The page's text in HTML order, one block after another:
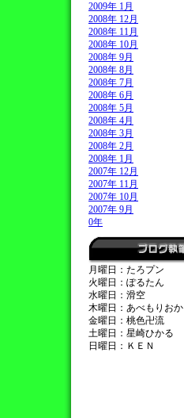
2009年 1月
2008年 12月
2008年 11月
2008年 10月
2008年 9月
2008年 8月
2008年 7月
2008年 6月
2008年 5月
2008年 4月
2008年 3月
2008年 2月
2008年 1月
2007年 12月
2007年 11月
2007年 10月
2007年 9月
0年
月曜日：たろプン
火曜日：ぽるたん
水曜日：滑空
木曜日：あべもりおか
金曜日：桃色卍流
土曜日：星崎ひかる
日曜日：ＫＥＮ